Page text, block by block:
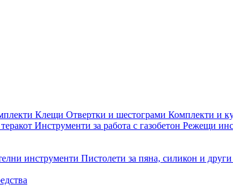
Клещи Отвертки и шестограми Комплекти и
Инструменти за работа с газобетон Режещи
инструменти Пистолети за пяна, силикон и